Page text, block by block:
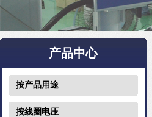
产品中心
按产品用途
按线圈电压